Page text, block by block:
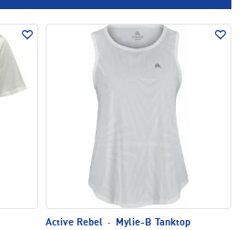
Active Rebel ·
Mylie-B Tanktop